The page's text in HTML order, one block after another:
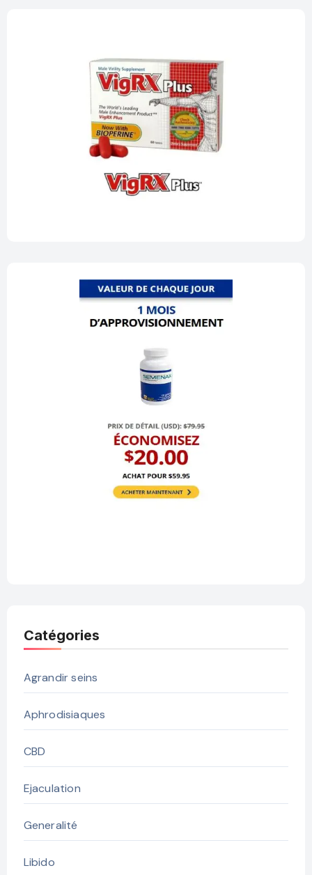
Catégories
Agrandir seins
Aphrodisiaques
CBD
Ejaculation
Generalité
Libido